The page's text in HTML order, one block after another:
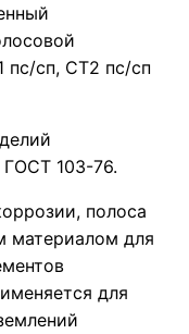
пс/сп, СТ2 пс/сп
ГОСТ 103-76.
полоса
материалом для
для